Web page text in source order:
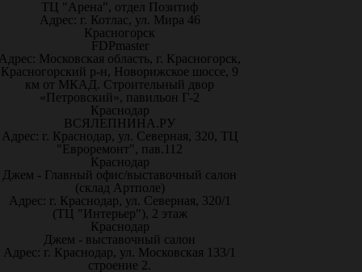
ТЦ "Арена", отдел Позитиф
Адрес: г. Котлас, ул. Мира 46
Красногорск
FDPmaster
Московская область, г. Красногорск,
Красногорский р-н, Новорижское шоссе, 9
км от МКАД. Строительный двор
«Петровский», павильон Г-2
Краснодар
ВСЯЛЕПНИНА.РУ
Адрес: г. Краснодар, ул. Северная, 320, ТЦ
"Евроремонт", пав.112
Краснодар
Джем - Главный офис/выставочный салон
(склад Артполе)
Адрес: г. Краснодар, ул. Северная, 320/1
(ТЦ "Интерьер"), 2 этаж
Краснодар
Джем - выставочный салон
Адрес: г. Краснодар, ул. Московская 133/1
строение 2.